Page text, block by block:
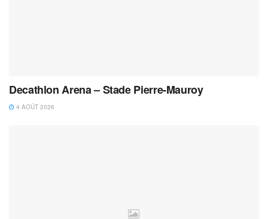
Decathlon Arena – Stade Pierre-Mauroy
4 AOÛT 2026